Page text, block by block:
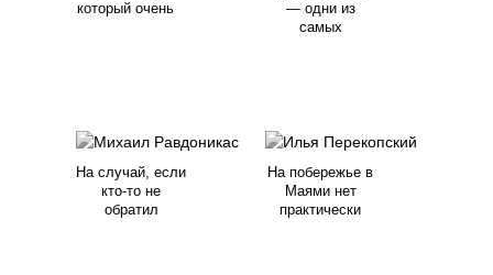
который очень
— одни из
самых
На случай, если
кто-то не
обратил
На побережье в
Маями нет
практически